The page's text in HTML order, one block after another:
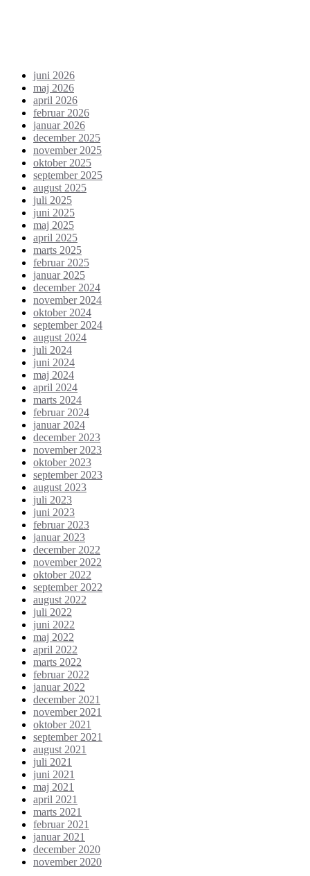
juni 2026
maj 2026
april 2026
februar 2026
januar 2026
december 2025
november 2025
oktober 2025
september 2025
august 2025
juli 2025
juni 2025
maj 2025
april 2025
marts 2025
februar 2025
januar 2025
december 2024
november 2024
oktober 2024
september 2024
august 2024
juli 2024
juni 2024
maj 2024
april 2024
marts 2024
februar 2024
januar 2024
december 2023
november 2023
oktober 2023
september 2023
august 2023
juli 2023
juni 2023
februar 2023
januar 2023
december 2022
november 2022
oktober 2022
september 2022
august 2022
juli 2022
juni 2022
maj 2022
april 2022
marts 2022
februar 2022
januar 2022
december 2021
november 2021
oktober 2021
september 2021
august 2021
juli 2021
juni 2021
maj 2021
april 2021
marts 2021
februar 2021
januar 2021
december 2020
november 2020